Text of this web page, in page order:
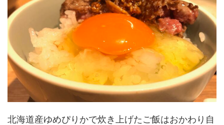
北海道産ゆめぴりかで炊き上げたご飯はおかわり自